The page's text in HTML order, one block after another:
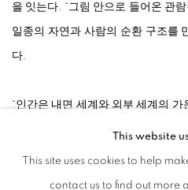
을 잇는다. “그림 안으로 들어온 관
일종의 자연과 사람의 순환 구조를
다.
“인간은 내면 세계와 외부 세계의
지닌 시각 세계로 존재하는 한편,
계가 넓고 깊고 크게 존재한다. …
고 통제하며, 제도화 시켜나간다고
This website
This site uses cookies to help
contact us to find out more